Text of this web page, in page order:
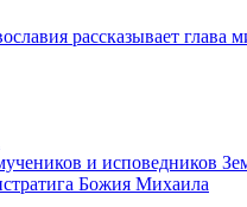
рассказывает глава